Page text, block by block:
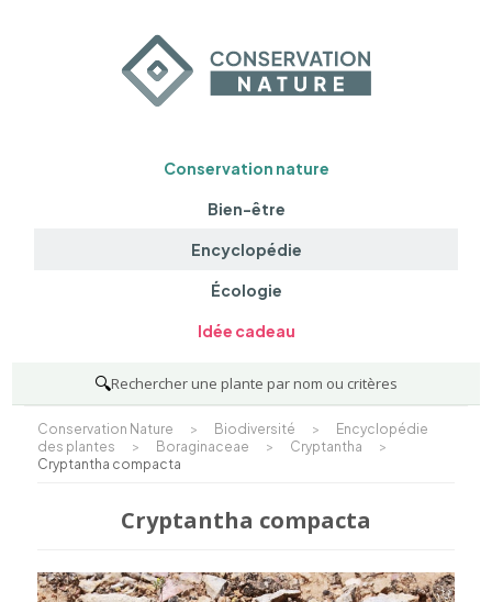
Conservation nature
Bien-être
Encyclopédie
Écologie
Idée cadeau
🔍Rechercher une plante par nom ou critères
Conservation Nature > Biodiversité >
Encyclopédie
des plantes
> Boraginaceae > Cryptantha
>
Cryptantha compacta
Cryptantha compacta